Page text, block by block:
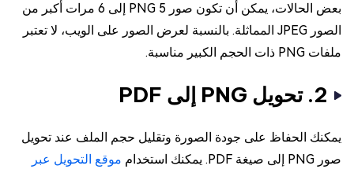
بعض الحالات، يمكن أن تكون صور PNG 5 إلى 6 مرات أكبر من
الصور JPEG المماثلة. بالنسبة لعرض الصور على الويب، لا تعتبر
ملفات PNG ذات الحجم الكبير مناسبة.
2. تحويل PNG إلى PDF
يمكنك الحفاظ على جودة الصورة وتقليل حجم الملف عند تحويل
صور PNG إلى صيغة PDF. يمكنك استخدام
موقع التحويل عبر